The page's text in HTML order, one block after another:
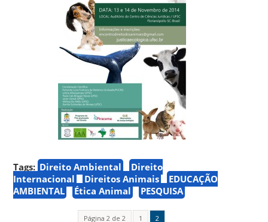
Tags: Direito Ambiental
Direito
Internacional
Direitos Animais
EDUCAÇÃO
AMBIENTAL
Ética Animal PESQUISA
Página 2 de 2 1 2